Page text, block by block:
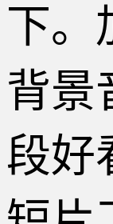
下。
背景
段好